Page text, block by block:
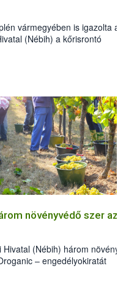
vármegyében is igazolta a
(Nébih) a kőrisrontó
jelenlétét. A kártevőt nem
fertőzött fában is
az intenzív felderítést,
növényvédő szer az
(Nébih) három
– engedélyokiratát
egészen a
a szőlőben. A kiterjesztések
legyen lehetőség a károsító